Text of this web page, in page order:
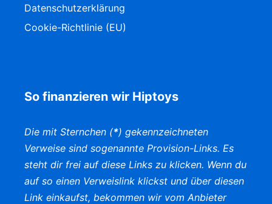
Datenschutzerklärung
Cookie-Richtlinie (EU)
So finanzieren wir Hiptoys
Die mit Sternchen (*) gekennzeichneten
Verweise sind sogenannte Provision-Links. Es
steht dir frei auf diese Links zu klicken. Wenn du
auf so einen Verweislink klickst und über diesen
Link einkaufst, bekommen wir vom Anbieter